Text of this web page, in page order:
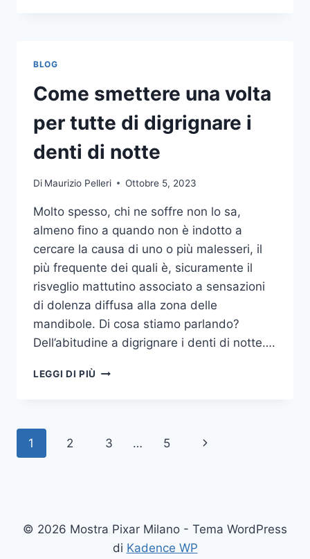
BLOG
Come smettere una volta
per tutte di digrignare i
denti di notte
Di Maurizio Pelleri Ottobre 5, 2023
Molto spesso, chi ne soffre non lo sa,
almeno fino a quando non è indotto a
cercare la causa di uno o più malesseri, il
più frequente dei quali è, sicuramente il
risveglio mattutino associato a sensazioni
di dolenza diffusa alla zona delle
mandibole. Di cosa stiamo parlando?
Dell’abitudine a digrignare i denti di notte….
LEGGI DI PIÙ COME
TUTTE
NOTTE
Navigazione
1 2 3 … 5
Pagina
© 2026 Mostra Pixar Milano - Tema WordPress
di Kadence WP